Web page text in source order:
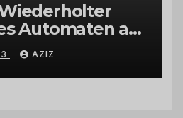
Wiederholter
Automaten am
in
Labachweg
AZIZ